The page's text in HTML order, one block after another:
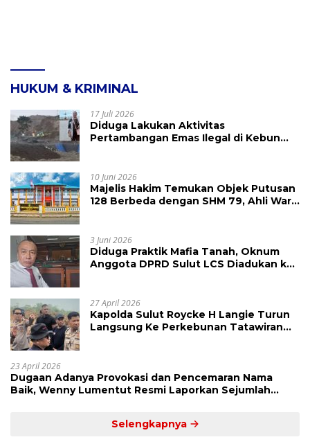
HUKUM & KRIMINAL
17 Juli 2026
Diduga Lakukan Aktivitas
Pertambangan Emas Ilegal di Kebun
10 Juni 2026
Majelis Hakim Temukan Objek Putusan
128 Berbeda dengan SHM 79, Ahli Waris
3 Juni 2026
Diduga Praktik Mafia Tanah, Oknum
Anggota DPRD Sulut LCS Diadukan ke
27 April 2026
Kapolda Sulut Roycke H Langie Turun
Langsung Ke Perkebunan Tatawiran
23 April 2026
Dugaan Adanya Provokasi dan Pencemaran Nama
Baik, Wenny Lumentut Resmi Laporkan Sejumlah
Selengkapnya